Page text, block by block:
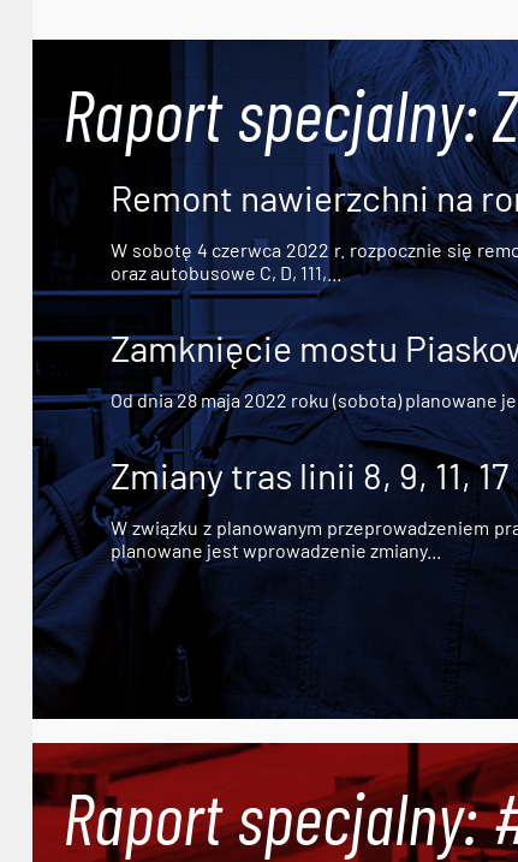
Raport specjalny:
Remont nawierzchni na
W sobotę 4 czerwca 2022 r. rozpocznie się
oraz autobusowe C, D, 111,...
Zamknięcie mostu
Od dnia 28 maja 2022 roku (sobota) planowane
Zmiany tras linii 8, 9, 11, 17
W związku z planowanym przeprowadzeniem
planowane jest wprowadzenie zmiany...
Raport specjalny: